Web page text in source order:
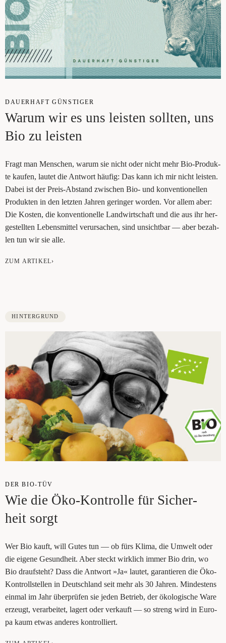
DAU­ER­HAFT GÜNS­TI­GER
War­um wir es uns leis­ten soll­ten, uns
Bio zu leisten
Fragt man Men­schen, war­um sie nicht oder nicht mehr Bio-Pro­duk­
te kau­fen, lau­tet die Ant­wort häu­fig: Das kann ich mir nicht leis­ten.
Dabei ist der Preis-Abstand zwi­schen Bio- und kon­ven­tio­nel­len
Pro­duk­ten in den letz­ten Jah­ren gerin­ger wor­den. Vor allem aber:
Die Kos­ten, die kon­ven­tio­nel­le Land­wirt­schaft und die aus ihr her­
ge­stell­ten Lebens­mit­tel ver­ur­sa­chen, sind unsicht­bar ­— aber bezah­
len tun wir sie alle.
ZUM ARTIKEL›
HINTERGRUND
DER BIO-TÜV
Wie die Öko-Kon­trol­le für Sicher­
heit sorgt
Wer Bio kauft, will Gutes tun — ob fürs Kli­ma, die Umwelt oder
die eige­ne Gesund­heit. Aber steckt wirk­lich immer Bio drin, wo
Bio drauf­steht? Dass die Ant­wort »Ja« lau­tet, garan­tie­ren die Öko-
Kon­troll­stel­len in Deutsch­land seit mehr als 30 Jah­ren. Min­des­tens
ein­mal im Jahr über­prü­fen sie jeden Betrieb, der öko­lo­gi­sche Ware
erzeugt, ver­ar­bei­tet, lagert oder ver­kauft — so streng wird in Euro­
pa kaum etwas ande­res kontrolliert.